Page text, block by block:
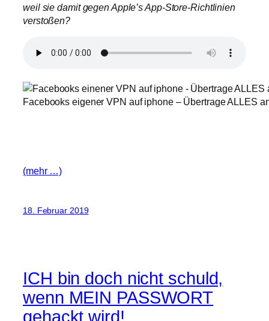
weil sie damit gegen Apple’s App-Store-Richtlinien
verstoßen?
Facebooks eigener VPN auf iphone – Übertrage ALLES
(mehr …)
18. Februar 2019
ICH bin doch nicht schuld,
wenn MEIN PASSWORT
gehackt wird!